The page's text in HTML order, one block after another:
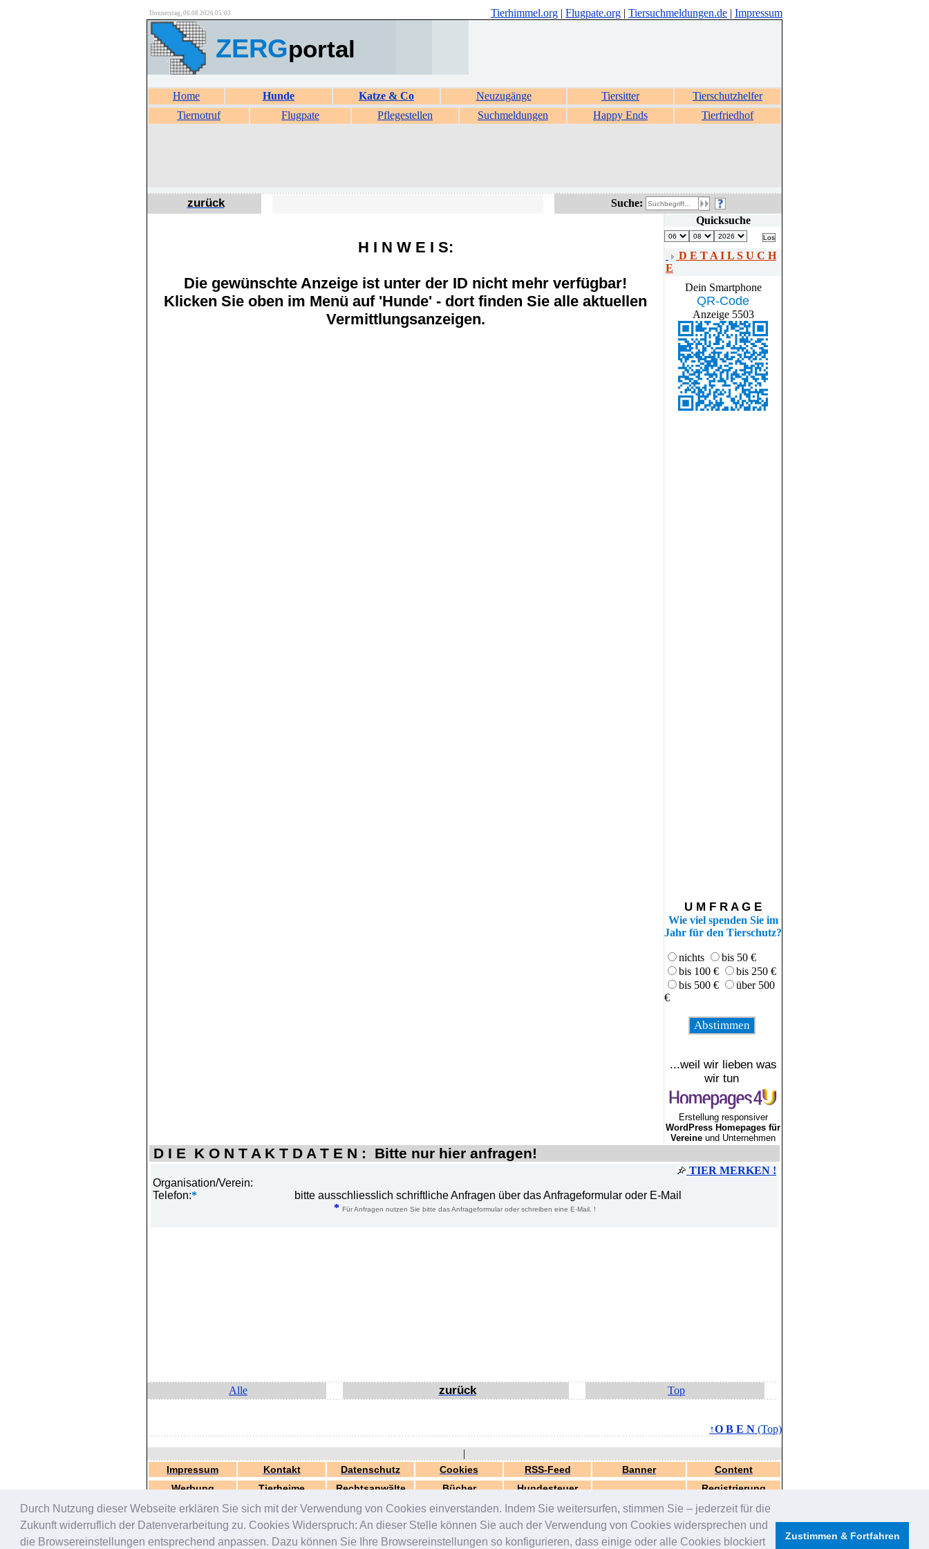
Durch Nutzung dieser Webseite erklären Sie sich mit der Verwendung von Cookies einverstanden. Indem Sie weitersurfen, stimmen Sie – jederzeit für die
Zukunft widerruflich der Datenverarbeitung zu. Cookies Widerspruch: An dieser Stelle können Sie auch der Verwendung von Cookies widersprechen und
die Browsereinstellungen entsprechend anpassen. Dazu können Sie Ihre Browsereinstellungen so konfigurieren, dass einige oder alle Cookies blockiert
Zustimmen & Fortfahren
Donnerstag, 06.08.2026 05:03 Tierhimmel.org | Flugpate.org | Tiersuchmeldungen.de | Impressum
ZERGportal
Home Hunde Katze & Co Neuzugänge Tiersitter
Tierschutzhelfer
Tiernotruf
Flugpate Pflegestellen Suchmeldungen Happy Ends Tierfriedhof
zurück Suche:
H I N W E I S:
Die gewünschte Anzeige ist unter der ID nicht mehr verfügbar!
Klicken Sie oben im Menü auf 'Hunde' - dort finden Sie alle aktuellen
Vermittlungsanzeigen.
Quicksuche
D E T A I L S U C H
E
Dein Smartphone
QR-Code
Anzeige 5503
U M F R A G E
Wie viel spenden Sie im
Jahr für den Tierschutz?
nichts
bis 50 €
bis 100 €
bis 250 €
bis 500 €
über 500
€
...weil wir lieben was
wir tun
Erstellung responsiver
WordPress Homepages für
Vereine und Unternehmen
D I E K O N T A K T D A T E N : Bitte nur hier anfragen!
TIER MERKEN !
Organisation/Verein:
Telefon:*
bitte ausschliesslich schriftliche Anfragen über das Anfrageformular oder E-Mail
* Für Anfragen nutzen Sie bitte das Anfrageformular oder schreiben eine E-Mail. !
Alle zurück Top
↑O B E N (Top)
|
Impressum Kontakt Datenschutz Cookies RSS-Feed Banner
Content
Werbung
Tierheime Rechtsanwälte Bücher Hundesteuer Registrierung
generiert in 0.03 Sek.
© 2000-2026 by
ZERGportal